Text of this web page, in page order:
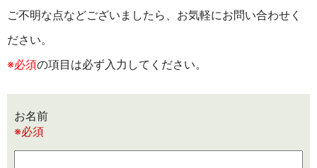
ご不明な点などございましたら、お気軽にお問い合わせく
ださい。
※必須の項目は必ず入力してください。
お名前
※必須